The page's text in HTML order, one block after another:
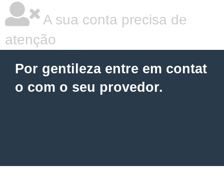
A sua conta precisa de
atenção
Por gentileza entre em contat
o com o seu provedor.